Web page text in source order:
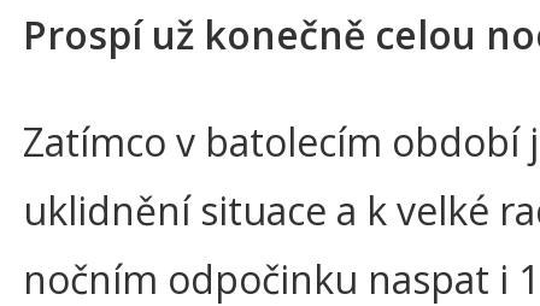
Prospí už konečně celou
Zatímco v batolecím období
uklidnění situace a k velké
nočním odpočinku naspat i